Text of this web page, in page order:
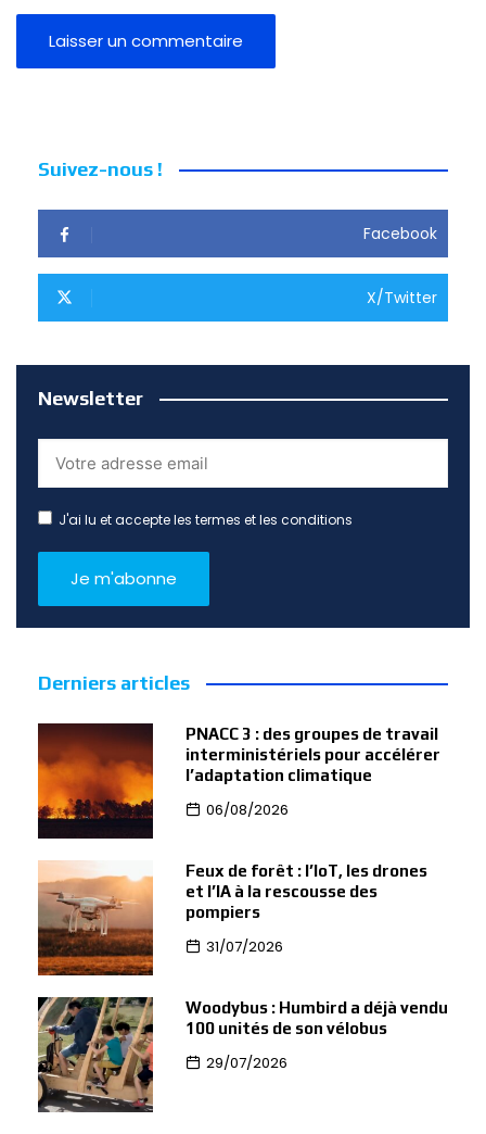
Suivez-nous !
Facebook
X/Twitter
Newsletter
J'ai lu et accepte les termes et les conditions
Derniers articles
PNACC 3 : des groupes de travail
interministériels pour accélérer
l’adaptation climatique
06/08/2026
Feux de forêt : l’IoT, les drones
et l’IA à la rescousse des
pompiers
31/07/2026
Woodybus : Humbird a déjà vendu
100 unités de son vélobus
29/07/2026